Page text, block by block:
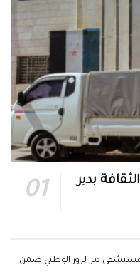
الثقافة بدير
مستشفى دير الزور الوطني ضمن